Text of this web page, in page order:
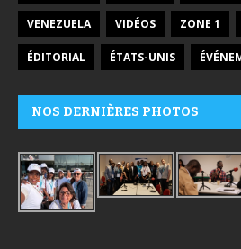
VENEZUELA VIDÉOS ZONE 1
ÉDITORIAL ÉTATS-UNIS
NOS DERNIÈRES PHOTOS